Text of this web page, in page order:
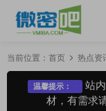
当前位置： 首页 热点资
温馨提示：
站
材，有需求